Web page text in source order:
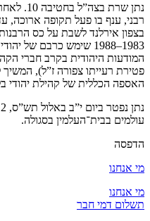
נתן שרת
רבני, ענף בו פעל תקופה ארוכה,
בצפון אירלנד לשבת על כס
1983–1988 שימש כרבם של
המודעות היהודית בקרב חברי
פטירת רעייתו צפורה ז”ל),
האספה הכללית של קהילת יהודי
עולמים בבית־העלמין בסגולה.
הדפסה
מי אנחנו
מי אנחנו
תשלום דמי חבר